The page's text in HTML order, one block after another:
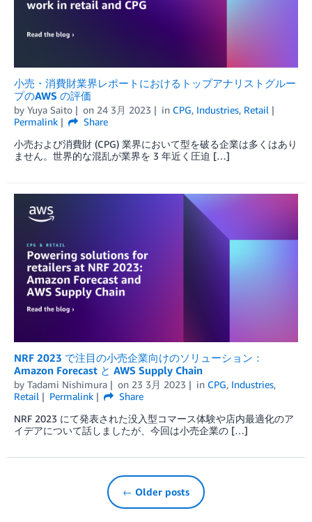
小売・消費財業界レポートにおけるトップアナリストグルー
プのAWS の評価
by Yuya Saito on 24 3月 2023 in CPG, Industries, Retail
Permalink
Share
小売および消費財 (CPG) 業界において型を破る企業は多くはあり
ません。世界的な混乱が業界を 3 年近く圧迫 […]
NRF 2023 で注目の小売企業向けのソリューション：
Amazon Forecast と AWS Supply Chain
by Tadami Nishimura on 23 3月 2023 in CPG, Industries,
Retail
Permalink
Share
NRF 2023 にて発表された没入型コマース体験や店内最適化のア
イデアについて話しましたが、今回は小売企業の […]
← Older posts